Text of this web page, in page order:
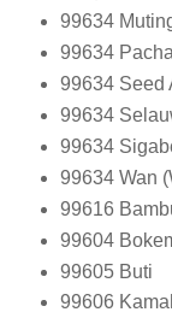
99634
99634
99634 Seed
99634
99634
99634 Wan
99616
99604
99605 Buti
99606